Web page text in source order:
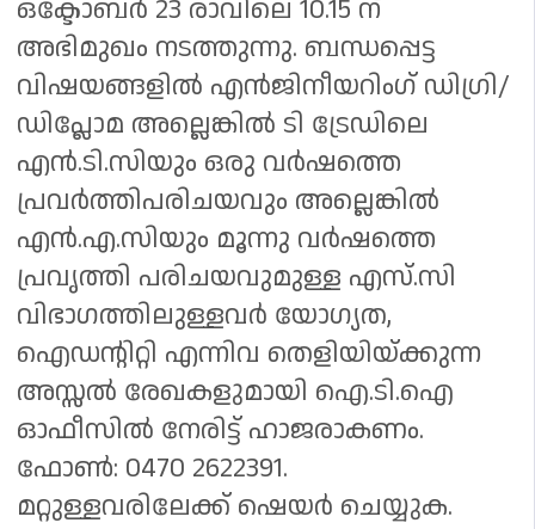
ഒക്ടോബർ 23 രാവിലെ 10.15 ന്
അഭിമുഖം നടത്തുന്നു. ബന്ധപ്പെട്ട
വിഷയങ്ങളിൽ എൻജിനീയറിംഗ് ഡിഗ്രി/
ഡിപ്ലോമ അല്ലെങ്കിൽ ടി ട്രേഡിലെ
എൻ.ടി.സിയും ഒരു വർഷത്തെ
പ്രവർത്തിപരിചയവും അല്ലെങ്കിൽ
എൻ.എ.സിയും മൂന്നു വർഷത്തെ
പ്രവൃത്തി പരിചയവുമുള്ള എസ്.സി
വിഭാഗത്തിലുള്ളവർ യോഗ്യത,
ഐഡന്റിറ്റി എന്നിവ തെളിയിയ്ക്കുന്ന
അസ്സൽ രേഖകളുമായി ഐ.ടി.ഐ
ഓഫീസിൽ നേരിട്ട് ഹാജരാകണം.
ഫോൺ: 0470 2622391.
മറ്റുള്ളവരിലേക്ക് ഷെയർ ചെയ്യുക.